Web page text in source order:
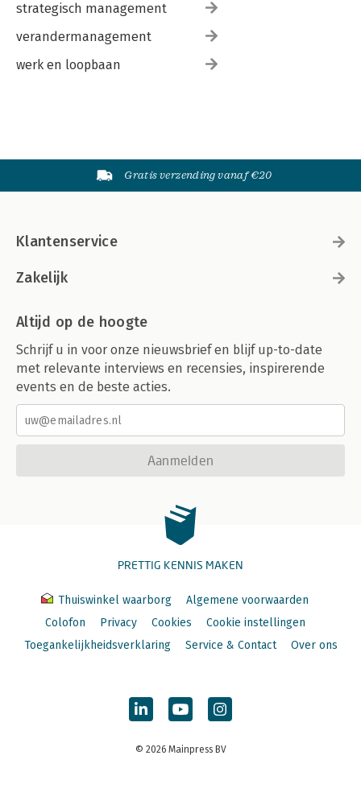
strategisch management
verandermanagement
werk en loopbaan
Gratis verzending vanaf €20
Klantenservice
Zakelijk
Altijd op de hoogte
Schrijf u in voor onze nieuwsbrief en blijf up-to-date
met relevante interviews en recensies, inspirerende
events en de beste acties.
Aanmelden
PRETTIG KENNIS MAKEN
Thuiswinkel waarborg
Algemene voorwaarden
Colofon
Privacy Cookies
Cookie instellingen
Toegankelijkheidsverklaring
Service & Contact Over ons
© 2026 Mainpress BV